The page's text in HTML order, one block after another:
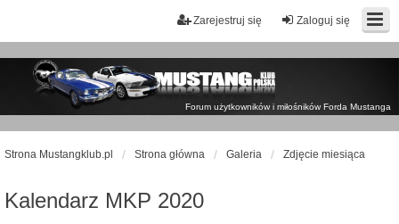
Zaloguj się
Zarejestruj się
Forum użytkowników i miłośników Forda Mustanga
Strona Mustangklub.pl Strona główna Galeria Zdjęcie miesiąca
Kalendarz MKP 2020